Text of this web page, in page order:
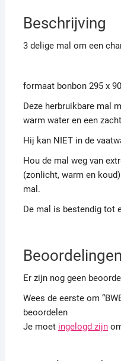
Beschrijving
3 delige mal om een
formaat bonbon 295 x
Deze herbruikbare mal
warm water en een
Hij kan NIET in de
Hou de mal weg van
(zonlicht, warm en
mal.
De mal is bestendig tot
Beoordelingen
Er zijn nog geen
Wees de eerste om
beoordelen
Je moet ingelogd zijn